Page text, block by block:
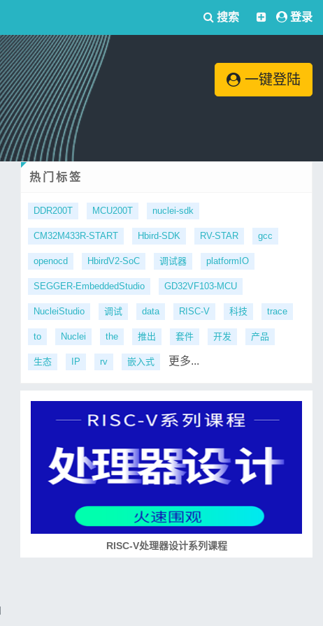
搜索 登录
一键登陆
热门标签
DDR200T MCU200T nuclei-sdk
CM32M433R-START Hbird-SDK RV-STAR gcc
openocd HbirdV2-SoC 调试器 platformIO
SEGGER-EmbeddedStudio GD32VF103-MCU
NucleiStudio 调试 data RISC-V 科技 trace
to Nuclei the 推出 套件 开发 产品
生态 IP rv 嵌入式 更多...
RISC-V处理器设计系列课程